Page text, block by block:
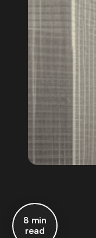
8 min
read